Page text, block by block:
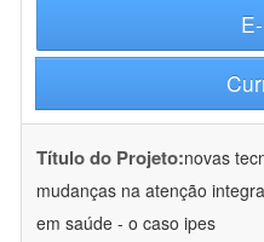
Título do Projeto:novas
mudanças na atenção
em saúde - o caso ipes